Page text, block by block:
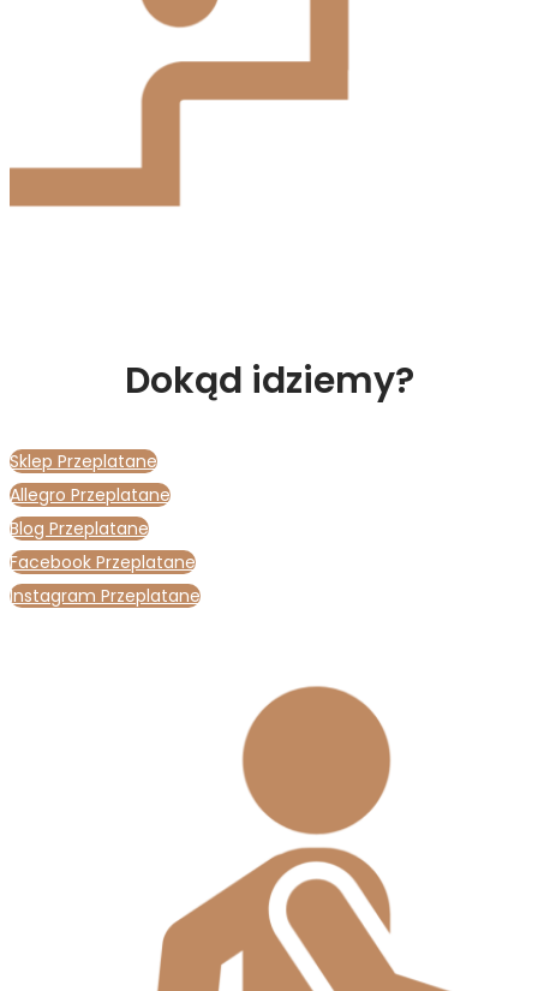
Dokąd idziemy?
Sklep Przeplatane
Allegro Przeplatane
Blog Przeplatane
Facebook Przeplatane
Instagram Przeplatane